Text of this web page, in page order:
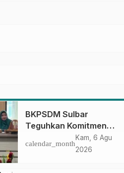
BKPSDM Sulbar
Teguhkan Komitmen
Pengembangan
Kompetensi ASN
calendar_month
Kam, 6 Agu
2026